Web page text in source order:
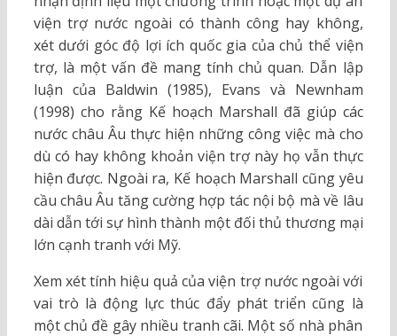
viện trợ nước ngoài có thành công hay không,
xét dưới góc độ lợi ích quốc gia của chủ thể viện
trợ, là một vấn đề mang tính chủ quan. Dẫn lập
luận của Baldwin (1985), Evans và Newnham
(1998) cho rằng Kế hoạch Marshall đã giúp các
nước châu Âu thực hiện những công việc mà cho
dù có hay không khoản viện trợ này họ vẫn thực
hiện được. Ngoài ra, Kế hoạch Marshall cũng yêu
cầu châu Âu tăng cường hợp tác nội bộ mà về lâu
dài dẫn tới sự hình thành một đối thủ thương mại
lớn cạnh tranh với Mỹ.
Xem xét tính hiệu quả của viện trợ nước ngoài với
vai trò là động lực thúc đẩy phát triển cũng là
một chủ đề gây nhiều tranh cãi. Một số nhà phân